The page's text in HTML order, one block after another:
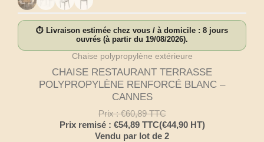
⏱ Livraison estimée chez vous / à domicile : 8 jours
ouvrés (à partir du 19/08/2026).
Chaise polypropylène extérieure
CHAISE RESTAURANT TERRASSE
POLYPROPYLÈNE RENFORCÉ BLANC –
CANNES
Prix :€60,89TTC
Prix remisé : €54,89TTC(€44,90HT)
Vendu par lot de 2